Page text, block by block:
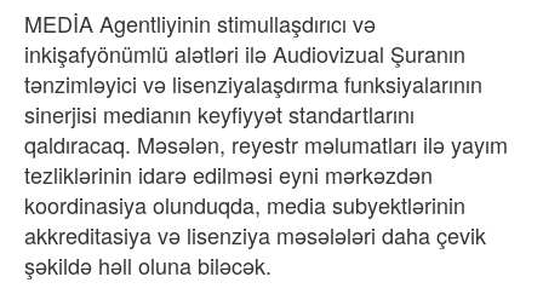
MEDİA Agentliyinin stimullaşdırıcı və
inkişafyönümlü alətləri ilə Audiovizual Şuranın
tənzimləyici və lisenziyalaşdırma funksiyalarının
sinerjisi medianın keyfiyyət standartlarını
qaldıracaq. Məsələn, reyestr məlumatları ilə yayım
tezliklərinin idarə edilməsi eyni mərkəzdən
koordinasiya olunduqda, media subyektlərinin
akkreditasiya və lisenziya məsələləri daha çevik
şəkildə həll oluna biləcək.